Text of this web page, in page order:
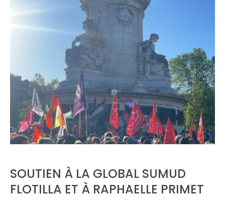
SOUTIEN À LA GLOBAL SUMUD
FLOTILLA ET À RAPHAELLE PRIMET